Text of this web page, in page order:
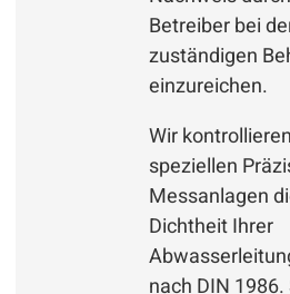
Betreiber bei
zuständigen
einzureichen.
Wir
speziellen
Messanlagen
Dichtheit Ihrer
nach DIN